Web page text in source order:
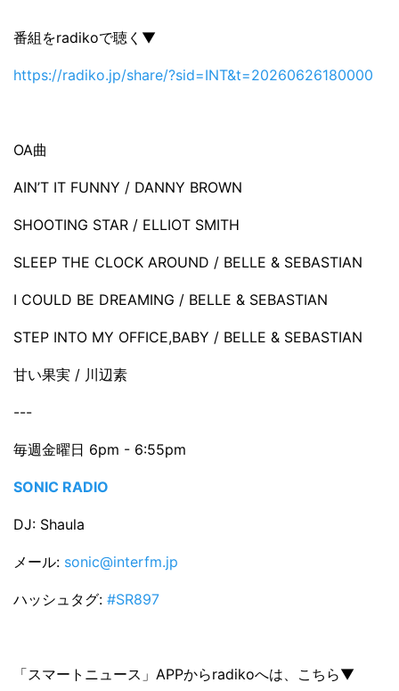
番組をradikoで聴く▼
https://radiko.jp/share/?sid=INT&t=20260626180000
OA曲
AIN’T IT FUNNY / DANNY BROWN
SHOOTING STAR / ELLIOT SMITH
SLEEP THE CLOCK AROUND / BELLE & SEBASTIAN
I COULD BE DREAMING / BELLE & SEBASTIAN
STEP INTO MY OFFICE,BABY / BELLE & SEBASTIAN
甘い果実 / 川辺素
---
毎週金曜日 6pm - 6:55pm
SONIC RADIO
DJ: Shaula
メール: sonic@interfm.jp
ハッシュタグ: #SR897
「スマートニュース」APPからradikoへは、こちら▼